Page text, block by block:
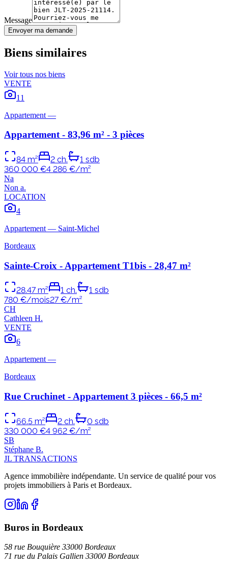
Message
Envoyer ma demande
Biens similaires
Voir tous nos biens
VENTE
11
Appartement —
Appartement - 83,96 m² - 3 pièces
84 m² 2 ch. 1 sdb
360 000 €4 286 €/m²
Na
Non a.
LOCATION
4
Appartement — Saint-Michel
Bordeaux
Sainte-Croix - Appartement T1bis - 28,47 m²
28.47m² 1 ch. 1 sdb
780 €/mois27€/m²
CH
Cathleen H.
VENTE
6
Appartement—
Bordeaux
Rue Cruchinet - Appartement 3 pièces - 66,5 m²
66.5 m² 2 ch. 0 sdb
330 000 €4 962 €/m²
SB
Stéphane B.
JL TRANSACTIONS
Agence immobilière indépendante. Un service de qualité pour vos
projets immobiliers à Paris et Bordeaux.
Buros in Bordeaux
58 rue Bouquière 33000 Bordeaux
71 rue du Palais Gallien 33000 Bordeaux